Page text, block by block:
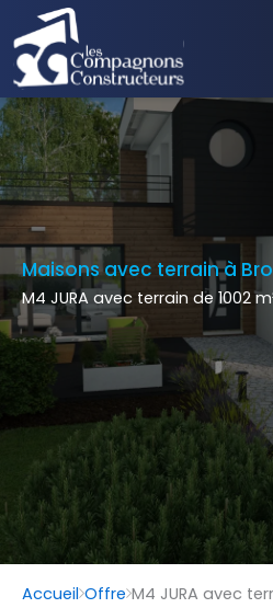
Maisons avec terrain à
M4 JURA avec terrain de 1002
Accueil Offre M4 JURA avec